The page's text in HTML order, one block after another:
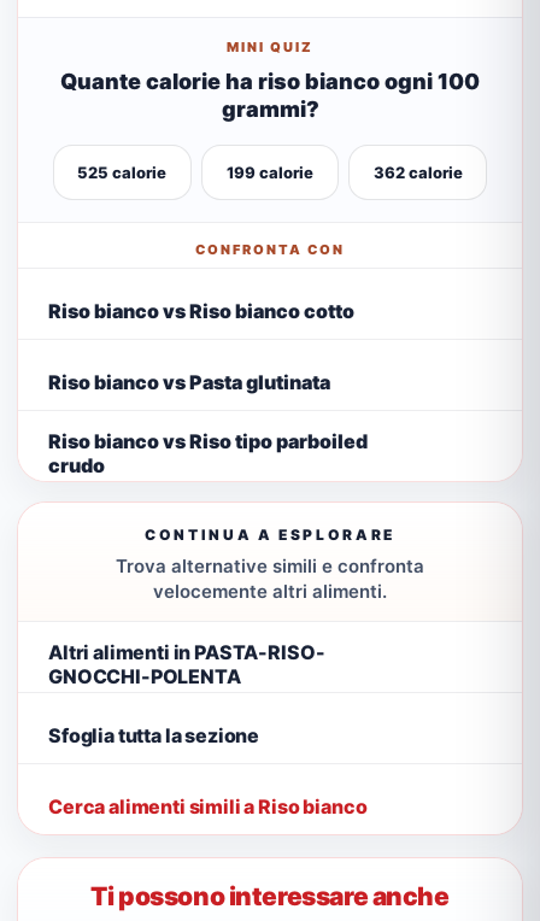
MINI QUIZ
Quante calorie ha riso bianco ogni 100
grammi?
525 calorie 199 calorie 362 calorie
CONFRONTA CON
Riso bianco vs Riso bianco cotto
Riso bianco vs Pasta glutinata
Riso bianco vs Riso tipo parboiled
crudo
CONTINUA A ESPLORARE
Trova alternative simili e confronta
velocemente altri alimenti.
Altri alimenti in PASTA-RISO-
GNOCCHI-POLENTA
Sfoglia tutta la sezione
Cerca alimenti simili a Riso bianco
Ti possono interessare anche